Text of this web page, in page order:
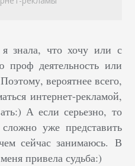
знала, что хочу или с
проф деятельность или
вероятнее всего,
интернет-рекламой,
А если серьезно, то
уже представить
сейчас занимаюсь. В
привела судьба:)